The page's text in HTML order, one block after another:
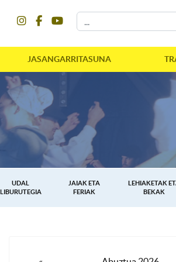
JASANGARRITASUNA
UDAL
LIBURUTEGIA
JAIAK ETA
FERIAK
LEHIAKETAK
BEKAK